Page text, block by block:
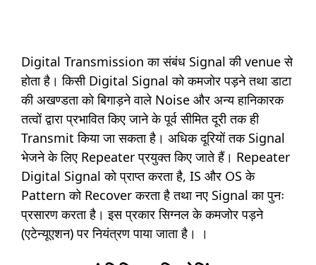
Digital Transmission का संबंध Signal की venue से
होता है। किसी Digital Signal को कमजोर पड़ने तथा डाटा
की अखण्डता को बिगाड़ने वाले Noise और अन्य हानिकारक
तत्वों द्वारा प्रभावित किए जाने के पूर्व सीमित दूरी तक ही
Transmit किया जा सकता है। अधिक दूरियों तक Signal
भेजने के लिए Repeater प्रयुक्त किए जाते हैं। Repeater
Digital Signal को प्राप्त करता है, IS और OS के
Pattern को Recover करता है तथा नए Signal का पुनः
प्रसारण करता है। इस प्रकार सिग्नल के कमजोर पड़ने
(एटेन्यूएशन) पर नियंत्रण पाया जाता है। ।